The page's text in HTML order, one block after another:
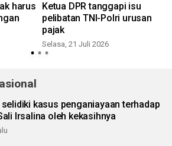
harus
Ketua DPR tanggapi isu
pelibatan TNI-Polri urusan
pajak
Selasa, 21 Juli 2026
kasus penganiayaan terhadap
Irsalina oleh kekasihnya